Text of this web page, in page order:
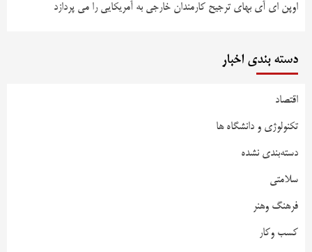
اوپن ای آی بهای ترجیح کارمندان خارجی به آمریکایی را می پردازد
دسته بندی اخبار
اقتصاد
تکنولوژی و دانشگاه ها
دسته‌بندی نشده
سلامتی
فرهنگ وهنر
کسب وکار